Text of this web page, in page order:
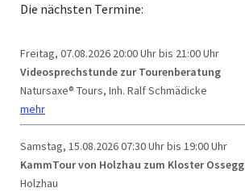
Die nächsten Termine:
Freitag, 07.08.2026 20:00 Uhr bis 21:00 Uhr
Videosprechstunde zur Tourenberatung
Natursaxe® Tours, Inh. Ralf Schmädicke
mehr
Samstag, 15.08.202607:30 Uhr bis 19:00 Uhr
KammTour von Holzhau zum Kloster Ossegg
Holzhau